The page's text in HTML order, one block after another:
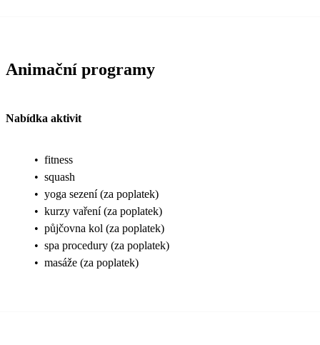
Animační programy
Nabídka aktivit
• fitness
• squash
• yoga sezení (za poplatek)
• kurzy vaření (za poplatek)
• půjčovna kol (za poplatek)
• spa procedury (za poplatek)
• masáže (za poplatek)